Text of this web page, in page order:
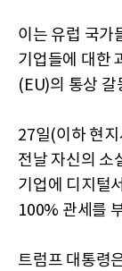
이는 유럽 국가
기업들에 대한
(EU)의 통상 갈
27일(이하 현
전날 자신의 소
기업에 디지털
100% 관세를
트럼프 대통령